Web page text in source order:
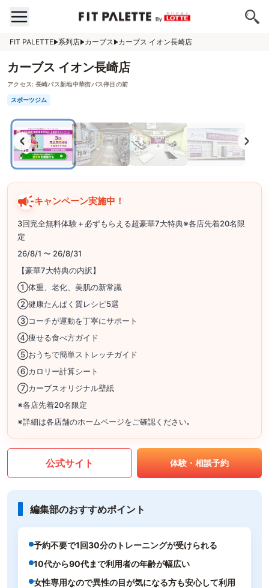
FIT PALETTE 系列店 カーブス カーブス イオン長崎店
カーブス イオン長崎店
アクセス: 長崎バス新地中華街バス停目の前
スポーツジム
キャンペーン実施中！
3回完全無料体験＋必ずもらえる超豪華7大特典※各店先着20名限
定
26/8/1 〜 26/8/31
【豪華7大特典の内訳】
①体重、老化、美肌の新常識
②健康たんぱく質レシピ5選
③コーチが運動を丁寧にサポート
④痩せる食べ方ガイド
⑤おうちで簡単ストレッチガイド
⑥カロリー計算シート
⑦カーブスオリジナル壁紙
※各店先着20名限定
※詳細は各店舗のホームページをご確認ください｡
公式サイト 体験・相談予約
編集部のおすすめポイント
予約不要で1回30分のトレーニングが受けられる
10代から90代まで利用者の年齢が幅広い
女性専用なので異性の目が気になる方も安心して利用